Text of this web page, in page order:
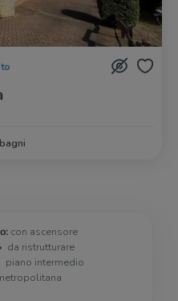
con ascensore
da ristrutturare
piano intermedio